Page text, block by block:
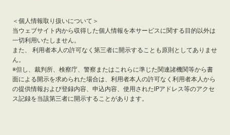
＜個人情報取り扱いについて＞
当ウェブサイト内から収得した個人情報を本サービスに関する目的以外は
一切利用いたしません。
また、 利用者本人の許可なく第三者に開示することも原則としてありませ
ん。
※但し、裁判所、検察庁、警察またはこれらに準じた関連諸機関等から書
面による開示を求められた場合は、利用者本人の許可なく利用者本人から
の提供情報および登録内容、申込内容、使用されたIPアドレス等のアクセ
ス記録を当該第三者に開示することがあります。